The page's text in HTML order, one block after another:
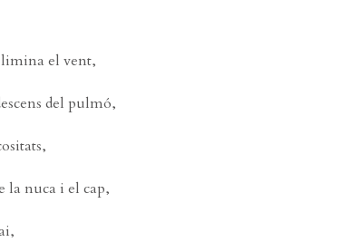
el vent,
del pulmó,
la nuca i el cap,